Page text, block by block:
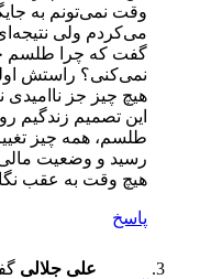
وقت نمی‌تونم به
می‌کردم ولی
گفت که چرا طلسم
نمی‌کنی؟ راستش
هیچ چیز جز ناامیدی
این تصمیم زندگیم رو
طلسم، همه چیز
رسید و وضعیت
هیچ وقت به عقب
پاسخ
علی جلالی